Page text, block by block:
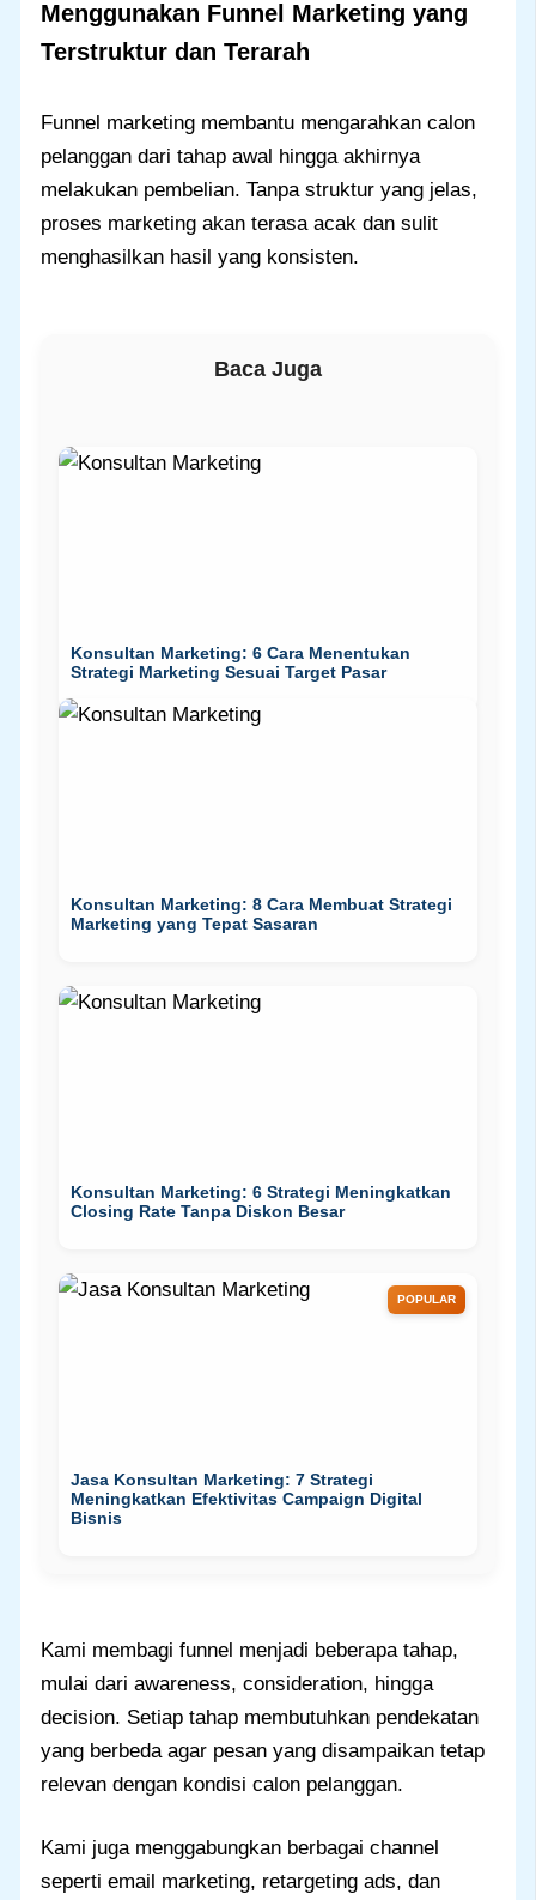
Menggunakan Funnel Marketing yang
Terstruktur dan Terarah
Funnel marketing membantu mengarahkan calon
pelanggan dari tahap awal hingga akhirnya
melakukan pembelian. Tanpa struktur yang jelas,
proses marketing akan terasa acak dan sulit
menghasilkan hasil yang konsisten.
Baca Juga
Konsultan Marketing: 6 Cara Menentukan
Strategi Marketing Sesuai Target Pasar
Konsultan Marketing: 8 Cara Membuat Strategi
Marketing yang Tepat Sasaran
Konsultan Marketing: 6 Strategi Meningkatkan
Closing Rate Tanpa Diskon Besar
POPULAR
Jasa Konsultan Marketing: 7 Strategi
Meningkatkan Efektivitas Campaign Digital
Bisnis
Kami membagi funnel menjadi beberapa tahap,
mulai dari awareness, consideration, hingga
decision. Setiap tahap membutuhkan pendekatan
yang berbeda agar pesan yang disampaikan tetap
relevan dengan kondisi calon pelanggan.
Kami juga menggabungkan berbagai channel
seperti email marketing, retargeting ads, dan